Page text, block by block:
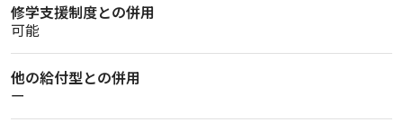
修学支援制度との併用
可能
他の給付型との併用
ー